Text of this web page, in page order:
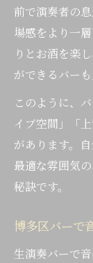
前で演奏者の
場感をより一
りとお酒を楽
ができるバーも
このように、
イブ空間」「
があります。
最適な雰囲気
秘訣です。
博多区バーで
生演奏バーで